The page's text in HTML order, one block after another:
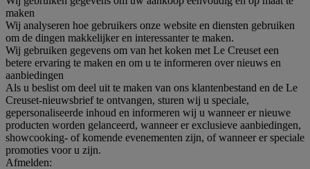
maken
Wij analyseren hoe gebruikers onze website en diensten gebruiken
om de dingen makkelijker en interessanter te maken.
Wij gebruiken gegevens om van het koken met Le Creuset een
betere ervaring te maken en om u te informeren over nieuws en
aanbiedingen
Als u beslist om deel uit te maken van ons klantenbestand en de Le
Creuset-nieuwsbrief te ontvangen, sturen wij u speciale,
gepersonaliseerde inhoud en informeren wij u wanneer er nieuwe
producten worden gelanceerd, wanneer er exclusieve aanbiedingen,
showcooking- of komende evenementen zijn, of wanneer er speciale
promoties voor u zijn.
Afmelden: